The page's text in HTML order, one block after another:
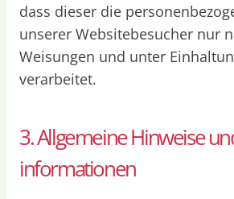
dass dieser die
unserer Websitebesucher nur
Weisungen und unter
verarbeitet.
3. Allgemeine Hinweise
informationen